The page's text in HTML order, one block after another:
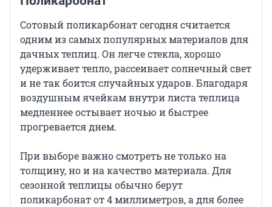
Сотовый поликарбонат сегодня считается
одним из самых популярных материалов для
дачных теплиц. Он легче стекла, хорошо
удерживает тепло, рассеивает солнечный свет
и не так боится случайных ударов. Благодаря
воздушным ячейкам внутри листа теплица
медленнее остывает ночью и быстрее
прогревается днем.
При выборе важно смотреть не только на
толщину, но и на качество материала. Для
сезонной теплицы обычно берут
поликарбонат от 4 миллиметров, а для более